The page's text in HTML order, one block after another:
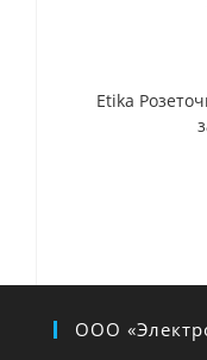
Etika
ООО